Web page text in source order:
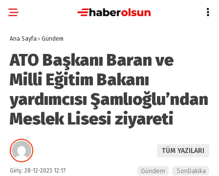
Ana Sayfa › Gündem
ATO Başkanı Baran ve
Milli Eğitim Bakanı
yardımcısı Şamlıoğlu’ndan
Meslek Lisesi ziyareti
TÜM YAZILARI
Giriş: 28-12-2023 12:17 Gündem SonDakika